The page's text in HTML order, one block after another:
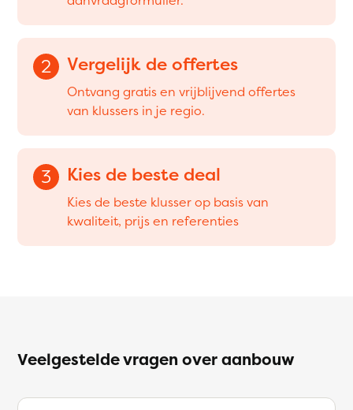
2 Vergelijk de offertes
Ontvang gratis en vrijblijvend offertes
van klussers in je regio.
3 Kies de beste deal
Kies de beste klusser op basis van
kwaliteit, prijs en referenties
Veelgestelde vragen over aanbouw